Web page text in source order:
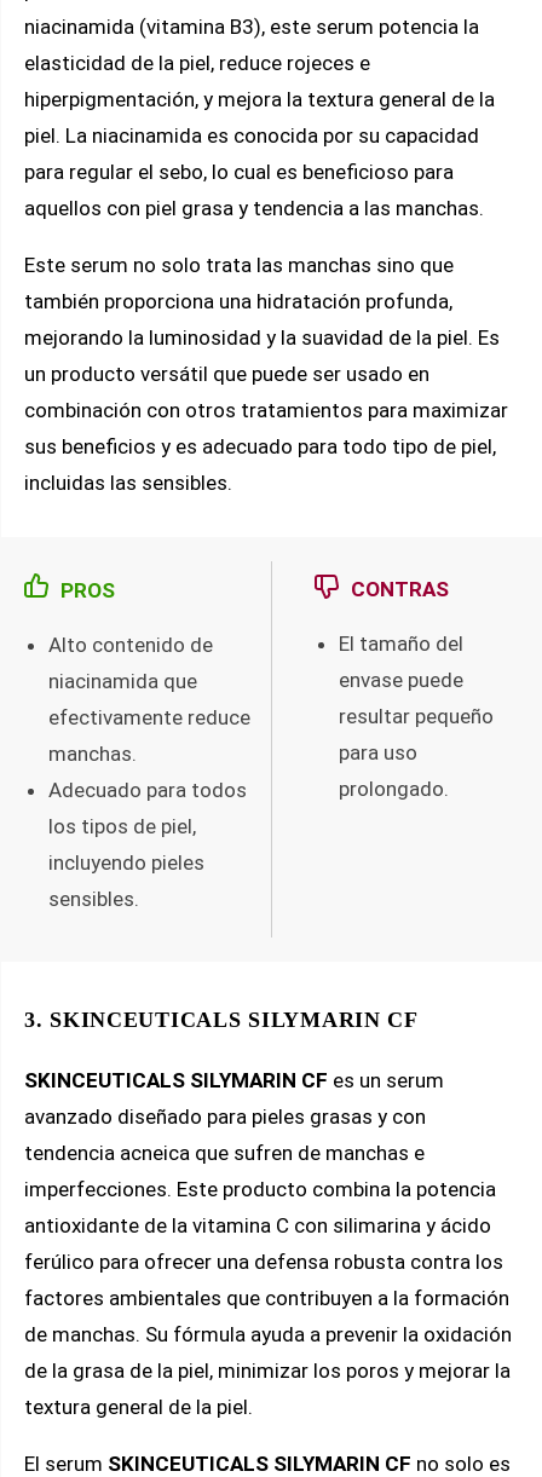
niacinamida (vitamina B3), este serum potencia la
elasticidad de la piel, reduce rojeces e
hiperpigmentación, y mejora la textura general de la
piel. La niacinamida es conocida por su capacidad
para regular el sebo, lo cual es beneficioso para
aquellos con piel grasa y tendencia a las manchas.
Este serum no solo trata las manchas sino que
también proporciona una hidratación profunda,
mejorando la luminosidad y la suavidad de la piel. Es
un producto versátil que puede ser usado en
combinación con otros tratamientos para maximizar
sus beneficios y es adecuado para todo tipo de piel,
incluidas las sensibles.
PROS
Alto contenido de
niacinamida que
efectivamente reduce
manchas.
Adecuado para todos
los tipos de piel,
incluyendo pieles
sensibles.
CONTRAS
El tamaño del
envase puede
resultar pequeño
para uso
prolongado.
3. SKINCEUTICALS SILYMARIN CF
SKINCEUTICALS SILYMARIN CF es un serum
avanzado diseñado para pieles grasas y con
tendencia acneica que sufren de manchas e
imperfecciones. Este producto combina la potencia
antioxidante de la vitamina C con silimarina y ácido
ferúlico para ofrecer una defensa robusta contra los
factores ambientales que contribuyen a la formación
de manchas. Su fórmula ayuda a prevenir la oxidación
de la grasa de la piel, minimizar los poros y mejorar la
textura general de la piel.
El serum SKINCEUTICALS SILYMARIN CF no solo es